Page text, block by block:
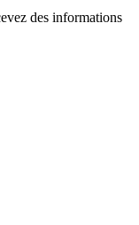
des informations